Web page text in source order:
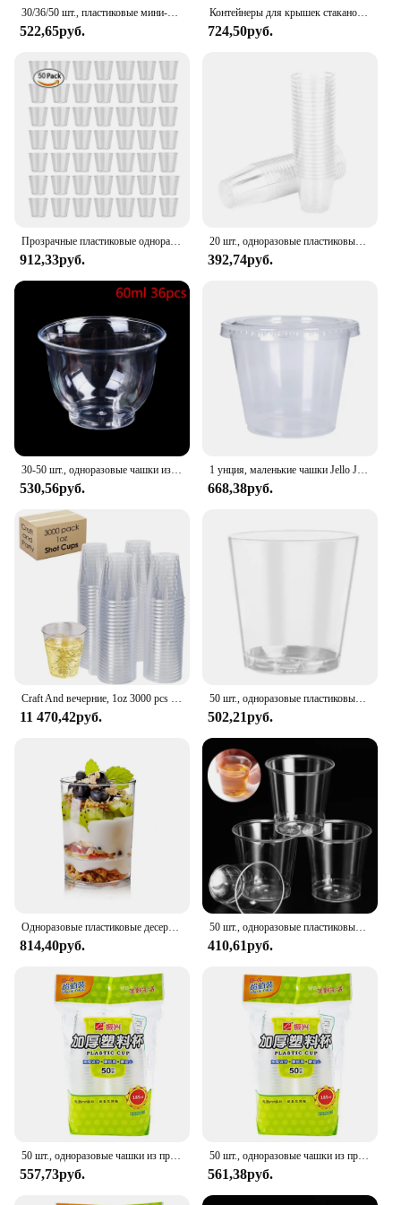
30/36/50 шт., пластиковые мини-стаканы
522,65руб.
Контейнеры для крышек стаканов, контейнер для еды с прозрачным контролем десертов, приготовление соуса, Желейная повязка для пудинга
724,50руб.
Прозрачные пластиковые одноразовые стаканы для вечеринок, желейные чашки, стаканы на день рождения
912,33руб.
20 шт., одноразовые пластиковые мини-стаканы, 30 мл
392,74руб.
530,56руб.
1 унция, маленькие чашки Jello Jelly Shot для суфле с подходящими крышками, прозрачный пластик
668,38руб.
11 470,42руб.
50 шт., одноразовые пластиковые мини-стаканы
502,21руб.
814,40руб.
50 шт., одноразовые пластиковые мини-стаканы
410,61руб.
557,73руб.
50 шт., одноразовые чашки из прозрачного пластика
561,38руб.